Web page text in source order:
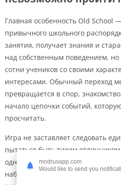
Главная особенность Old School
привычного школьного
занятия, получает знания и
над собственным поведением, но
сотни учеников со своими
интересами. Обычный переход
превращается в спор,
начало цепочки событий,
просчитать.
Игра не заставляет следовать
пытаться быть тихим
одноклассников, попадать в
наблюдать, как школа живёт без
modrusapp.com
Would like to send you